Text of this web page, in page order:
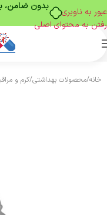
بدون ضامن،
عبور به ناوبری
رفتن به محتوای اصلی
خانه/محصولات بهداشتی/کرم و